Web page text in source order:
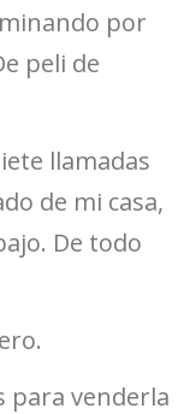
por
peli de
llamadas
de mi casa,
De todo
para venderla